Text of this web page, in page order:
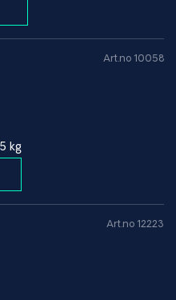
verkostomme
ratkaisuja ja nopean
tarpeisiisi.
kg
Art.no 10058
Art.no 12223